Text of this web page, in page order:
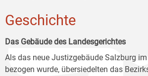
Geschichte
Das Gebäude des Landesgerichtes
Als das neue Justizgebäude Salzburg
bezogen wurde, übersiedelten das